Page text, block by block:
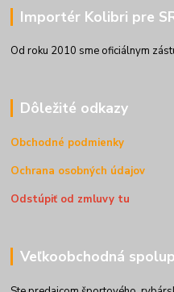
Importér Kolibri pre
Od roku 2010 sme oficiálnym
Dôležité odkazy
Obchodné podmienky
Ochrana osobných údajov
Odstúpiť od zmluvy tu
Veľkoobchodná